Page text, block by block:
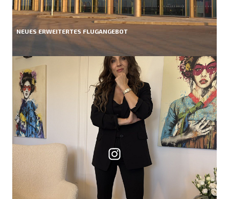
NEUES ERWEITERTES FLUGANGEBOT